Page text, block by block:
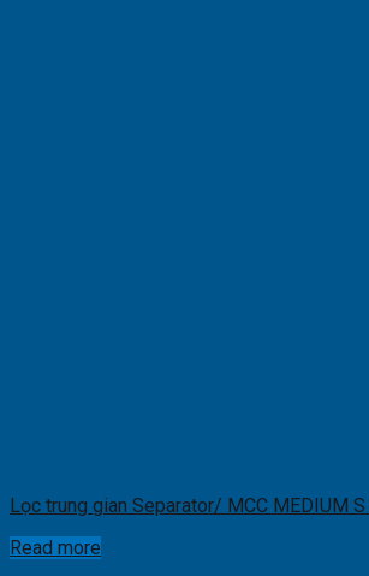
Lọc trung gian Separator/ MCC MEDIUM S
Read more